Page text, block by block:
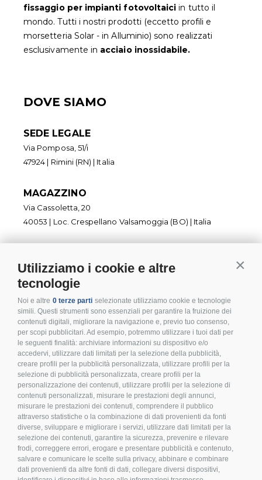
Utilizziamo i cookie e altre
tecnologie
Noi e altre 0 terze parti selezionate utilizziamo cookie e tecnologie
simili. Questi strumenti sono essenziali per garantire la fruizione dei
contenuti digitali, migliorare la navigazione e, previo tuo consenso,
per scopi pubblicitari. Ad esempio, potremmo utilizzare i tuoi dati per
le seguenti finalità: archiviare informazioni su dispositivo e/o
accedervi, utilizzare dati limitati per la selezione della pubblicità,
creare profili per la pubblicità personalizzata, utilizzare profili per la
selezione di pubblicità personalizzata, creare profili per la
personalizzazione dei contenuti, utilizzare profili per la selezione di
contenuti personalizzati, misurare le prestazioni degli annunci,
misurare le prestazioni dei contenuti, comprendere il pubblico
attraverso statistiche o la combinazione di dati provenienti da fonti
diverse, sviluppare e migliorare i servizi, utilizzare dati limitati per la
selezione dei contenuti, garantire la sicurezza, prevenire e rilevare
frodi, correggere errori, erogare e presentare pubblicità e contenuto,
salvare e comunicare le scelte sulla privacy, abbinare e combinare
dati provenienti da altre fonti di dati, collegare diversi dispositivi,
fissaggio per impianti fotovoltaici in tutto il
mondo. Tutti i nostri prodotti (eccetto profili e
morsetteria Solar - in Alluminio) sono realizzati
esclusivamente in acciaio inossidabile.
DOVE SIAMO
SEDE LEGALE
Via Pomposa, 51/i
47924 | Rimini (RN) | Italia
MAGAZZINO
Via Cassoletta, 20
40053 | Loc. Crespellano Valsamoggia (BO) | Italia
CONTATTI
+ 39 0541 794 444
info@inoxmare.it
SEGUICI
LEGALE E PRIVACY
>Condizioni d’acquisto
>Privacy policy